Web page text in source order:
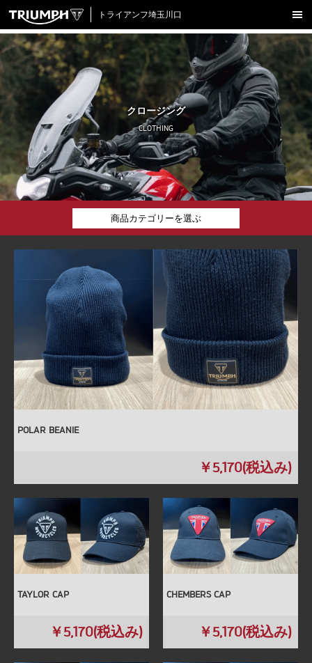
トライアンフ埼玉川口
新車在庫情報
試乗車一覧
認定中古車
アクセサリー
クロージング
アップデート
店舗情報
TRIUMPH OFFICIAL SITE
LINE FacebookInstagram
X
クロージング
CLOTHING
商品カテゴリーを選ぶ
全ての商品
フーディ
Ｔシャツ＆ロングスリーブ
グローブ＆ブーツ
POLAR BEANIE
￥5,170(税込み)
TAYLOR CAP
￥5,170(税込み)
CHEMBERS CAP
￥5,170(税込み)